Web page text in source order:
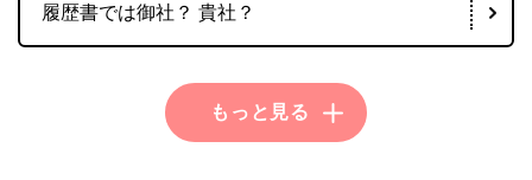
履歴書では御社？ 貴社？